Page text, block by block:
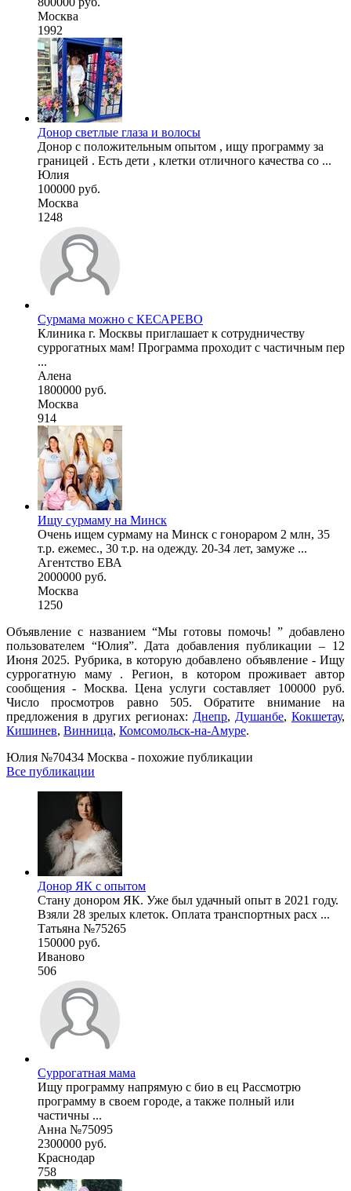
Москва
1992
Донор светлые глаза и волосы
Донор с положительным опытом , ищу программу за
границей . Есть дети , клетки отличного качества со ...
Юлия
100000 руб.
Москва
1248
Сурмама можно с КЕСАРЕВО
Клиника г. Москвы приглашает к сотрудничеству
суррогатных мам! Программа проходит с частичным пер
...
Алена
1800000 руб.
Москва
914
Ищу сурмаму на Минск
Очень ищем сурмаму на Минск с гонораром 2 млн, 35
т.р. ежемес., 30 т.р. на одежду. 20-34 лет, замуже ...
Агентство ЕВА
2000000 руб.
Москва
1250
Объявление с названием “Мы готовы помочь! ” добавлено
пользователем “Юлия”. Дата добавления публикации – 12
Июня 2025. Рубрика, в которую добавлено объявление - Ищу
суррогатную маму . Регион, в котором проживает автор
сообщения - Москва. Цена услуги составляет 100000 руб.
Число просмотров равно 505. Обратите внимание на
предложения в других регионах: Днепр, Душанбе, Кокшетау,
Кишинев, Винница, Комсомольск-на-Амуре.
Юлия №70434 Москва - похожие публикации
Все публикации
Донор ЯК с опытом
Стану донором ЯК. Уже был удачный опыт в 2021 году.
Взяли 28 зрелых клеток. Оплата транспортных расх ...
Татьяна №75265
150000 руб.
Иваново
506
Суррогатная мама
Ищу программу напрямую с био в ец Рассмотрю
программу в своем городе, а также полный или
частичны ...
Анна №75095
2300000 руб.
Краснодар
758